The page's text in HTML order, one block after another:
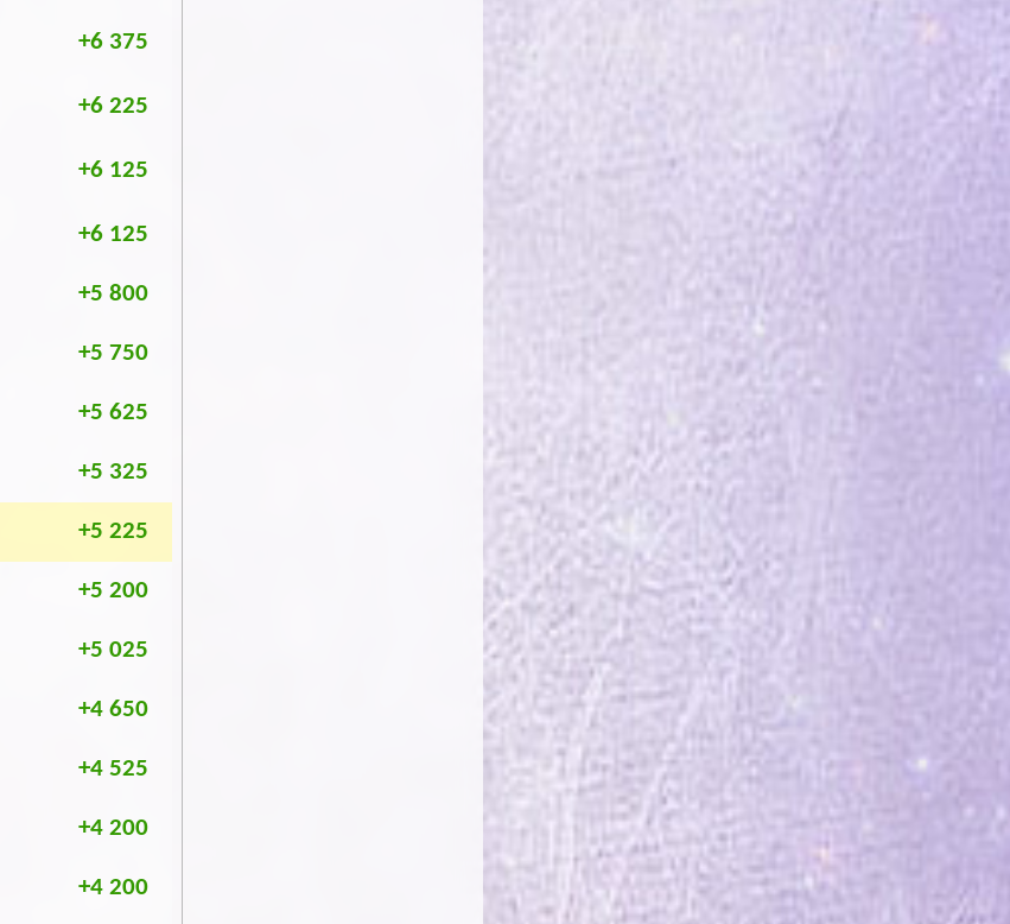
+6 375
+6 225
+6 125
+6 125
+5 800
+5 750
+5 625
+5 325
+5 225
+5 200
+5 025
+4 650
+4 525
+4 200
+4 200